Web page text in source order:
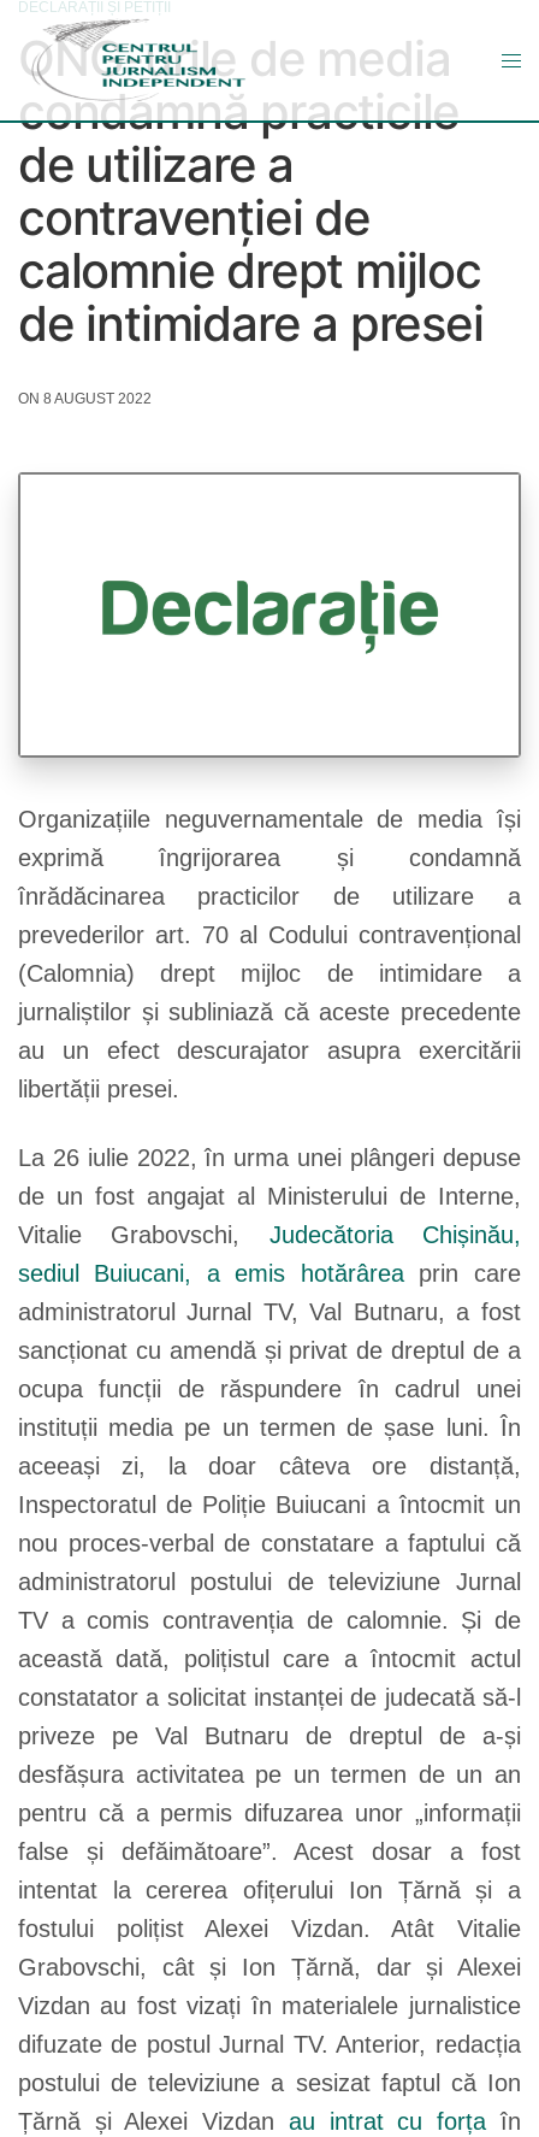
DECLARAȚII ȘI PETIȚII
ONG-urile de media
condamnă practicile
de utilizare a
contravenției de
calomnie drept mijloc
de intimidare a presei
ON 8 AUGUST 2022
Organizațiile neguvernamentale de media își
exprimă îngrijorarea și condamnă
înrădăcinarea practicilor de utilizare a
prevederilor art. 70 al Codului contravențional
(Calomnia) drept mijloc de intimidare a
jurnaliștilor și subliniază că aceste precedente
au un efect descurajator asupra exercitării
libertății presei.
La 26 iulie 2022, în urma unei plângeri depuse
de un fost angajat al Ministerului de Interne,
Vitalie Grabovschi, Judecătoria Chișinău,
sediul Buiucani, a emis hotărârea prin care
administratorul Jurnal TV, Val Butnaru, a fost
sancționat cu amendă și privat de dreptul de a
ocupa funcții de răspundere în cadrul unei
instituții media pe un termen de șase luni. În
aceeași zi, la doar câteva ore distanță,
Inspectoratul de Poliție Buiucani a întocmit un
nou proces-verbal de constatare a faptului că
administratorul postului de televiziune Jurnal
TV a comis contravenția de calomnie. Și de
această dată, polițistul care a întocmit actul
constatator a solicitat instanței de judecată să-l
priveze pe Val Butnaru de dreptul de a-și
desfășura activitatea pe un termen de un an
pentru că a permis difuzarea unor „informații
false și defăimătoare”. Acest dosar a fost
intentat la cererea ofițerului Ion Țărnă și a
fostului polițist Alexei Vizdan. Atât Vitalie
Grabovschi, cât și Ion Țărnă, dar și Alexei
Vizdan au fost vizați în materialele jurnalistice
difuzate de postul Jurnal TV. Anterior, redacția
postului de televiziune a sesizat faptul că Ion
Țărnă și Alexei Vizdan au intrat cu forța în